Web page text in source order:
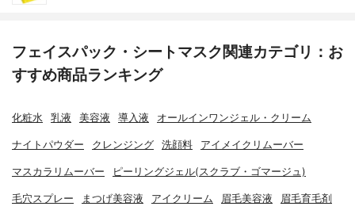
フェイスパック・シートマスク関連カテゴリ：お
すすめ商品ランキング
化粧水 乳液 美容液 導入液 オールインワンジェル・クリーム
ナイトパウダー クレンジング 洗顔料 アイメイクリムーバー
マスカラリムーバー ピーリングジェル(スクラブ・ゴマージュ)
毛穴スプレー まつげ美容液 アイクリーム 眉毛美容液 眉毛育毛剤